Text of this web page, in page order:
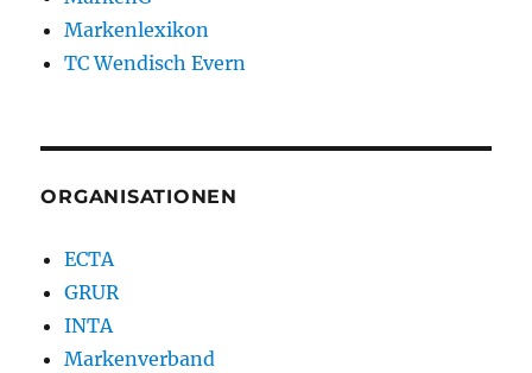
Markenlexikon
TC Wendisch Evern
ORGANISATIONEN
ECTA
GRUR
INTA
Markenverband